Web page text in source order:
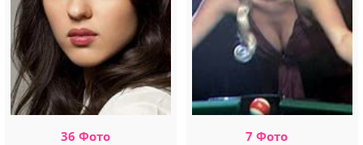
36 Фото 7 Фото